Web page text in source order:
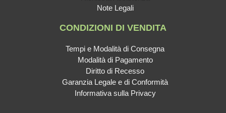
Note Legali
CONDIZIONI DI VENDITA
Tempi e Modalità di Consegna
Modalità di Pagamento
Diritto di Recesso
Garanzia Legale e di Conformità
Informativa sulla Privacy